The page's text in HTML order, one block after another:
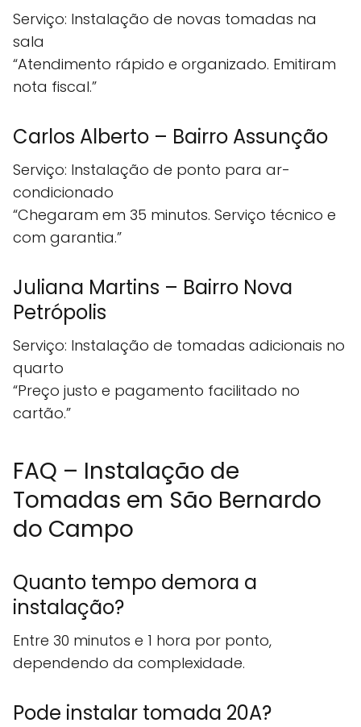
Serviço: Instalação de novas tomadas na
sala
“Atendimento rápido e organizado. Emitiram
nota fiscal.”
Carlos Alberto – Bairro Assunção
Serviço: Instalação de ponto para ar-
condicionado
“Chegaram em 35 minutos. Serviço técnico e
com garantia.”
Juliana Martins – Bairro Nova
Petrópolis
Serviço: Instalação de tomadas adicionais no
quarto
“Preço justo e pagamento facilitado no
cartão.”
FAQ – Instalação de
Tomadas em São Bernardo
do Campo
Quanto tempo demora a
instalação?
Entre 30 minutos e 1 hora por ponto,
dependendo da complexidade.
Pode instalar tomada 20A?